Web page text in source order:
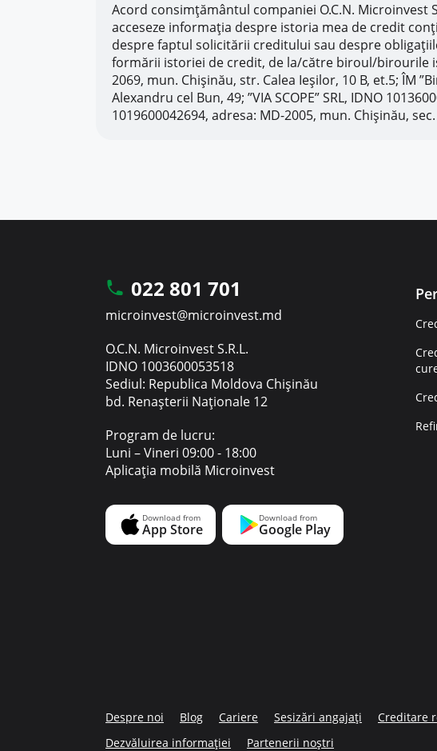
Acord consimțământul companiei O.C.N.
acceseze informația despre istoria mea de credit
despre faptul solicitării creditului sau despre
formării istoriei de credit, de la/către biroul/birourile
2069, mun. Chișinău, str. Calea Ieșilor, 10 B, et.5; ÎM
Alexandru cel Bun, 49; ”VIA SCOPE” SRL, IDNO
1019600042694, adresa: MD-2005, mun. Chişinău,
022 801 701
microinvest@microinvest.md
O.C.N. Microinvest S.R.L.
IDNO 1003600053518
Sediul: Republica Moldova Chișinău
bd. Renașterii Naționale 12
Program de lucru:
Luni – Vineri 09:00 - 18:00
Aplicația mobilă Microinvest
Despre noi Blog Cariere Sesizări angajați Creditare
Dezvăluirea informației
Partenerii noștri